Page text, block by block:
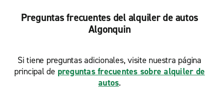
Preguntas frecuentes del alquiler de autos
Algonquin
Si tiene preguntas adicionales, visite nuestra página
principal de preguntas frecuentes sobre alquiler de
autos.